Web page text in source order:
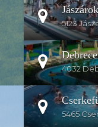
5123
4032
5465